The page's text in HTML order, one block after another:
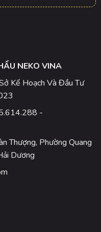
NEKO VINA
Kế Hoạch Và Đầu Tư
-
Thượng, Phường Quang
Dương